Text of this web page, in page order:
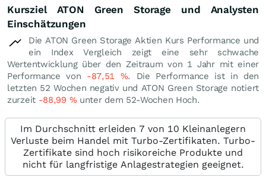
Kursziel ATON Green Storage und Analysten
Einschätzungen
Die ATON Green Storage Aktien Kurs Performance und
ein Index Vergleich zeigt eine sehr schwache
Wertentwicklung über den Zeitraum von 1 Jahr mit einer
Performance von -87,51 %. Die Performance ist in den
letzten 52 Wochen negativ und ATON Green Storage notiert
zurzeit -88,99 %unter dem 52-Wochen Hoch.
Im Durchschnitt erleiden 7 von 10 Kleinanlegern
Verluste beim Handel mit Turbo-Zertifikaten. Turbo-
Zertifikate sind hoch risikoreiche Produkte und
nicht für langfristige Anlagestrategien geeignet.